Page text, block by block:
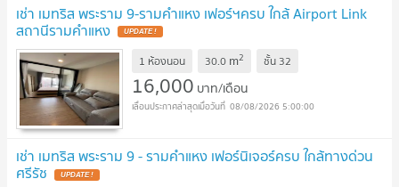
เช่า เมทริส พระราม 9-รามคำแหง เฟอร์ฯครบ ใกล้ Airport Link
สถานีรามคำแหง UPDATE !
1 ห้องนอน 30.0 m2 ชั้น 32
16,000 บาท/เดือน
08/08/2026 5:00:00
เช่า เมทริส พระราม 9 - รามคำแหง เฟอร์นิเจอร์ครบ ใกล้ทางด่วน
ศรีรัช UPDATE !